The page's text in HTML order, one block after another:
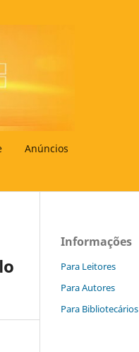
Anúncios
Informações
Para Leitores
Para Autores
Para Bibliotecários